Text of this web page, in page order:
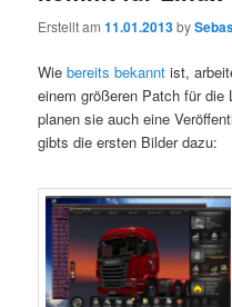
Erstellt am11.01.2013by
Wiebereits bekannt ist,
einem größeren Patch für
planen sie auch eine
gibts die ersten Bilder dazu: